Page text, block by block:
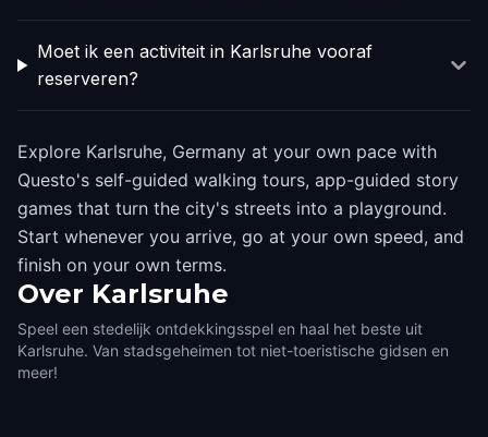
Moet ik een activiteit in Karlsruhe vooraf
reserveren?
Explore Karlsruhe, Germany at your own pace with
Questo's self-guided walking tours, app-guided story
games that turn the city's streets into a playground.
Start whenever you arrive, go at your own speed, and
finish on your own terms.
Over Karlsruhe
Speel een stedelijk ontdekkingsspel en haal het beste uit
Karlsruhe. Van stadsgeheimen tot niet-toeristische gidsen en
meer!